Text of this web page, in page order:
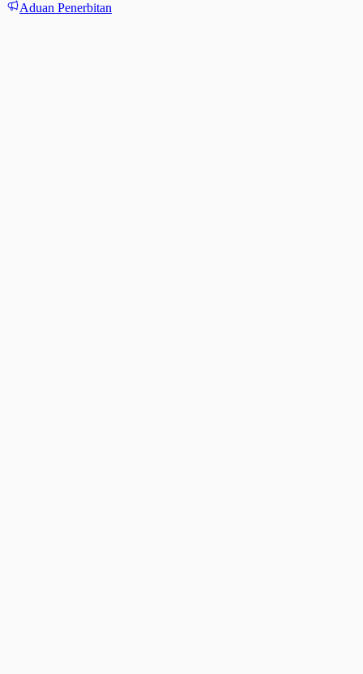
Aduan Penerbitan